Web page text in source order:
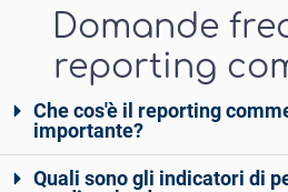
Domande
reporting
Che cos'è il reporting
importante?
Quali sono gli indicatori di